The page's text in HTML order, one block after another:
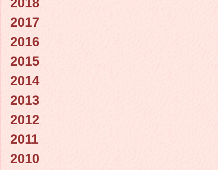
2017
2016
2015
2014
2013
2012
2011
2010